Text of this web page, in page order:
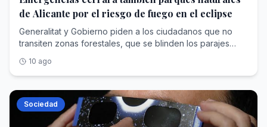
de Alicante por el riesgo de fuego en el eclipse
Generalitat y Gobierno piden a los ciudadanos que no
transiten zonas forestales, que se blinden los parajes
de retraso y “colaspsos” en las carreteras
10 ago
Sociedad